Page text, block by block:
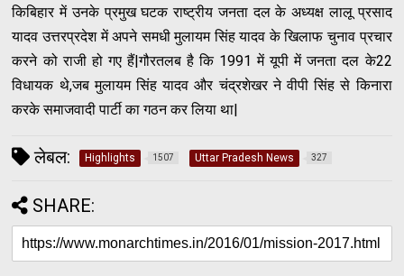
किबिहार में उनके प्रमुख घटक राष्ट्रीय जनता दल के अध्यक्ष लालू प्रसाद
यादव उत्तरप्रदेश में अपने समधी मुलायम सिंह यादव के खिलाफ चुनाव प्रचार
करने को राजी हो गए हैं|गौरतलब है कि 1991 में यूपी में जनता दल के22
विधायक थे,जब मुलायम सिंह यादव और चंद्रशेखर ने वीपी सिंह से किनारा
करके समाजवादी पार्टी का गठन कर लिया था|
लेबल: Highlights 1507 Uttar Pradesh News 327
SHARE: